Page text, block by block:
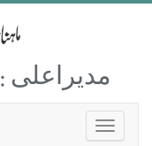
مدیراعلی :